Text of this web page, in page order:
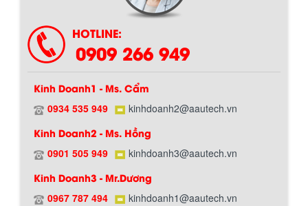
HOTLINE:
0909 266 949
Kinh Doanh1 - Ms. Cẩm
0934 535 949 kinhdoanh2@aautech.vn
Kinh Doanh2 - Ms. Hồng
0901 505 949 kinhdoanh3@aautech.vn
Kinh Doanh3 - Mr.Dương
0967 787 494 kinhdoanh1@aautech.vn
Máy trộn bột khô 500kg được thiết kế
xoay đảo thuận nghịch. Vật liệu...
Máy trộn bột khô 200kg được gia công
sản xuất tại công ty Á Âu. Máy dùng